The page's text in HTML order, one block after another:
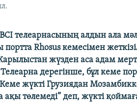
телеарнасының алдын ала
порттаRhosus кемесімен
жүзден аса адам
дерегінше, бұл кеме
Кеме жүкті Грузиядан
ақы төлемеді” деп, жүкті